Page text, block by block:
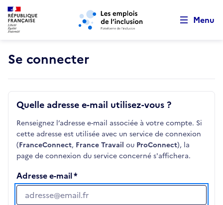
Aller au menu principal Aller au contenu principal
Menu
Se connecter
Quelle adresse e-mail utilisez-vous ?
Renseignez l’adresse e-mail associée à votre compte. Si
cette adresse est utilisée avec un service de connexion
(FranceConnect, France Travail ou ProConnect), la
page de connexion du service concerné s'affichera.
Adresse e-mail
Adresse e-mail
Retour au début de la page
Panneau de gestion des cookies